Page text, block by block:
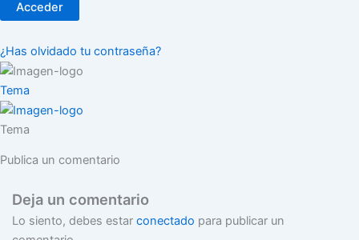
¿Has olvidado tu contraseña?
Tema
Tema
Publica un comentario
Deja un comentario
Lo siento, debes estar conectado para publicar un